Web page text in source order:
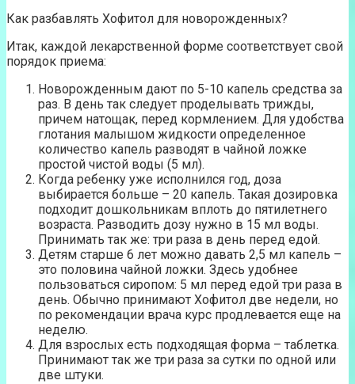
Как разбавлять Хофитол для новорожденных?
Итак, каждой лекарственной форме соответствует свой
порядок приема:
Новорожденным дают по 5-10 капель средства за
раз. В день так следует проделывать трижды,
причем натощак, перед кормлением. Для удобства
глотания малышом жидкости определенное
количество капель разводят в чайной ложке
простой чистой воды (5 мл).
Когда ребенку уже исполнился год, доза
выбирается больше – 20 капель. Такая дозировка
подходит дошкольникам вплоть до пятилетнего
возраста. Разводить дозу нужно в 15 мл воды.
Принимать так же: три раза в день перед едой.
Детям старше 6 лет можно давать 2,5 мл капель –
это половина чайной ложки. Здесь удобнее
пользоваться сиропом: 5 мл перед едой три раза в
день. Обычно принимают Хофитол две недели, но
по рекомендации врача курс продлевается еще на
неделю.
Для взрослых есть подходящая форма – таблетка.
Принимают так же три раза за сутки по одной или
две штуки.